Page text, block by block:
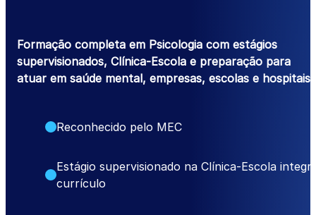
Formação completa em Psicologia com estágios
supervisionados, Clínica-Escola e preparação para
atuar em saúde mental, empresas, escolas e hospitais.
Reconhecido pelo MEC
Estágio supervisionado na Clínica-Escola
currículo